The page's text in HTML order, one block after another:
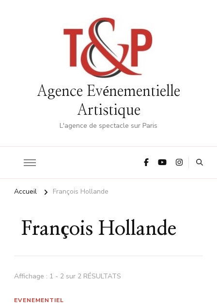
Agence Evénementielle
Artistique
L'agence de spectacle sur Paris
Accueil François Hollande
François Hollande
Affichage : 1 - 2 sur 2 RÉSULTATS
EVENEMENTIEL